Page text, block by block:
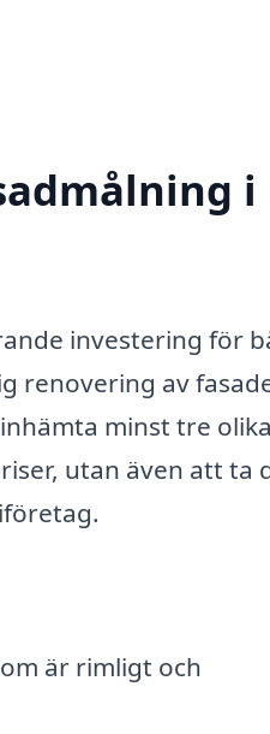
i
investering för
renovering av
minst tre olika
utan även att ta
är rimligt och